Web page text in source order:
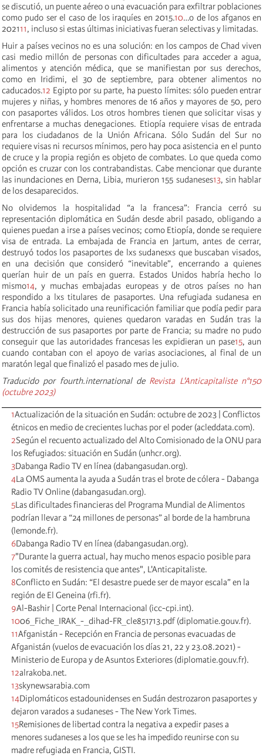
se discutió, un puente aéreo o una evacuación para exfiltrar poblaciones
como pudo ser el caso de los iraquíes en 2015.10…o de los afganos en
202111, incluso si estas últimas iniciativas fueran selectivas y limitadas.
Huir a países vecinos no es una solución: en los campos de Chad viven
casi medio millón de personas con dificultades para acceder a agua,
alimentos y atención médica, que se manifiestan por sus derechos,
como en Iridimi, el 30 de septiembre, para obtener alimentos no
caducados.12 Egipto por su parte, ha puesto límites: sólo pueden entrar
mujeres y niñas, y hombres menores de 16 años y mayores de 50, pero
con pasaportes válidos. Los otros hombres tienen que solicitar visas y
enfrentarse a muchas denegaciones. Etiopía requiere visas de entrada
para los ciudadanos de la Unión Africana. Sólo Sudán del Sur no
requiere visas ni recursos mínimos, pero hay poca asistencia en el punto
de cruce y la propia región es objeto de combates. Lo que queda como
opción es cruzar con los contrabandistas. Cabe mencionar que durante
las inundaciones en Derna, Libia, murieron 155 sudaneses13, sin hablar
de los desaparecidos.
No olvidemos la hospitalidad “a la francesa”: Francia cerró su
representación diplomática en Sudán desde abril pasado, obligando a
quienes puedan a irse a países vecinos; como Etiopía, donde se requiere
visa de entrada. La embajada de Francia en Jartum, antes de cerrar,
destruyó todos los pasaportes de lxs sudanesxs que buscaban visados,
en una decisión que consideró “inevitable”, encerrando a quienes
querían huir de un país en guerra. Estados Unidos habría hecho lo
mismo14, y muchas embajadas europeas y de otros países no han
respondido a lxs titulares de pasaportes. Una refugiada sudanesa en
Francia había solicitado una reunificación familiar que podía pedir para
sus dos hijas menores, quienes quedaron varadas en Sudán tras la
destrucción de sus pasaportes por parte de Francia; su madre no pudo
conseguir que las autoridades francesas les expidieran un pase15, aun
cuando contaban con el apoyo de varias asociaciones, al final de un
maratón legal que finalizó el pasado mes de julio.
Traducido por fourth.international de Revista L'Anticapitaliste n°150
(octubre 2023)
1Actualización de la situación en Sudán: octubre de 2023 | Conflictos
étnicos en medio de crecientes luchas por el poder (acleddata.com).
2Según el recuento actualizado del Alto Comisionado de la ONU para
los Refugiados: situación en Sudán (unhcr.org).
3Dabanga Radio TV en línea (dabangasudan.org).
4La OMS aumenta la ayuda a Sudán tras el brote de cólera - Dabanga
Radio TV Online (dabangasudan.org).
5Las dificultades financieras del Programa Mundial de Alimentos
podrían llevar a “24 millones de personas” al borde de la hambruna
(lemonde.fr).
6Dabanga Radio TV en línea (dabangasudan.org).
7"Durante la guerra actual, hay mucho menos espacio posible para
los comités de resistencia que antes", L'Anticapitaliste.
8Conflicto en Sudán: “El desastre puede ser de mayor escala” en la
región de El Geneina (rfi.fr).
9Al-Bashir | Corte Penal Internacional (icc-cpi.int).
1006_Fiche_IRAK_-_dihad-FR_cle851713.pdf (diplomatie.gouv.fr).
11Afganistán - Recepción en Francia de personas evacuadas de
Afganistán (vuelos de evacuación los días 21, 22 y 23.08.2021) -
Ministerio de Europa y de Asuntos Exteriores (diplomatie.gouv.fr).
12alrakoba.net.
13skynewsarabia.com
14Diplomáticos estadounidenses en Sudán destrozaron pasaportes y
dejaron varados a sudaneses - The New York Times.
15Remisiones de libertad contra la negativa a expedir pases a
menores sudaneses a los que se les ha impedido reunirse con su
madre refugiada en Francia, GISTI.